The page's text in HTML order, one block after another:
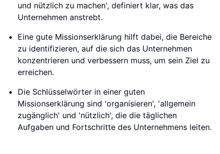
und nützlich zu machen', definiert klar, was das
Unternehmen anstrebt.
Eine gute Missionserklärung hilft dabei, die Bereiche
zu identifizieren, auf die sich das Unternehmen
konzentrieren und verbessern muss, um sein Ziel zu
erreichen.
Die Schlüsselwörter in einer guten
Missionserklärung sind 'organisieren', 'allgemein
zugänglich' und 'nützlich', die die täglichen
Aufgaben und Fortschritte des Unternehmens leiten.